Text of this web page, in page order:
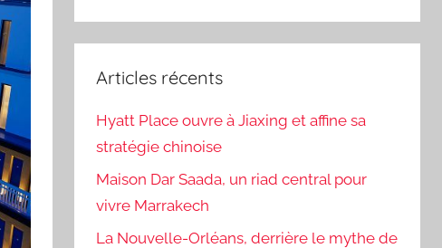
Articles récents
Hyatt Place ouvre à Jiaxing et affine sa
stratégie chinoise
Maison Dar Saada, un riad central pour
vivre Marrakech
La Nouvelle-Orléans, derrière le mythe de